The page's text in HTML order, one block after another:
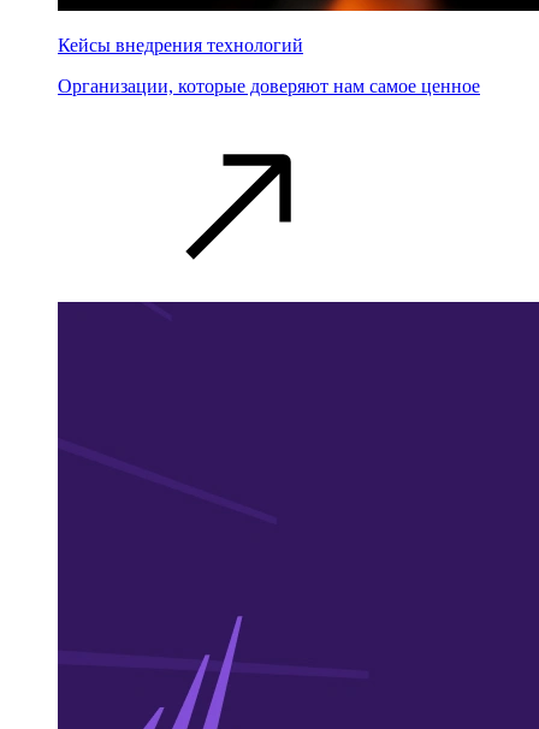
Кейсы внедрения технологий
Организации, которые доверяют нам самое ценное